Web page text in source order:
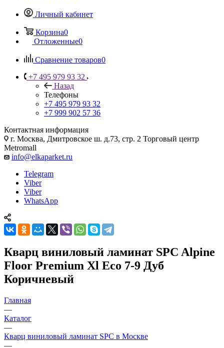
Личный кабинет
Корзина0
Отложенные0
Сравнение товаров0
+7 495 979 93 32
Назад
Телефоны
+7 495 979 93 32
+7 999 902 57 36
Контактная информация
г. Москва, Дмитровское ш. д.73, стр. 2 Торговый центр
Metromall
info@elkaparket.ru
Telegram
Viber
Viber
WhatsApp
Кварц виниловый ламинат SPC Alpine
Floor Premium Xl Eco 7-9 Дуб
Коричневый
Главная
—
Каталог
—
Кварц виниловый ламинат SPC в Москве
—